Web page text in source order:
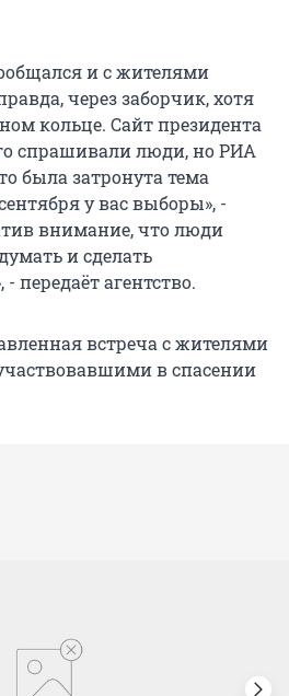
и с жителями
через заборчик, хотя
кольце. Сайт президента
спрашивали люди, но РИА
была затронута тема
у вас выборы», -
внимание, что люди
и сделать
передаёт агентство.
встреча с жителями
в спасении